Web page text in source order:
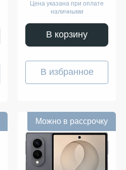
Цена указана при оплате
наличными
В корзину
В избранное
Можно в рассрочку